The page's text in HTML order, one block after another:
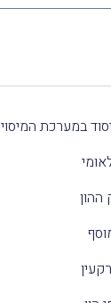
במערכת המיסוי
ההון